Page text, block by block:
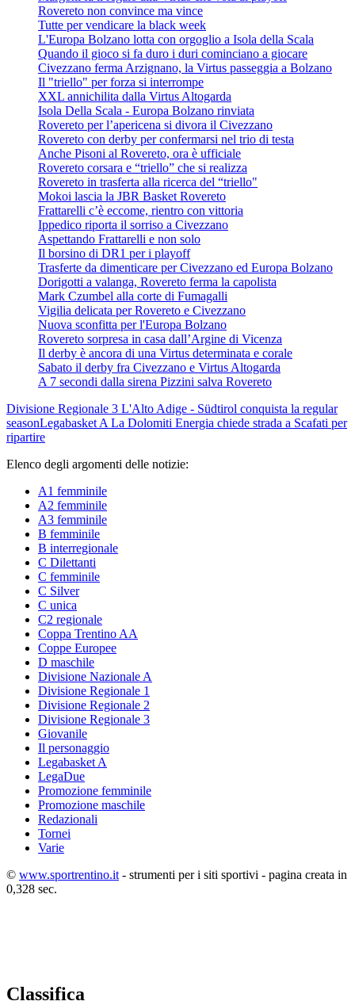
Rovereto non convince ma vince
Tutte per vendicare la black week
L'Europa Bolzano lotta con orgoglio a Isola della Scala
Quando il gioco si fa duro i duri cominciano a giocare
Civezzano ferma Arzignano, la Virtus passeggia a Bolzano
Il "triello" per forza si interrompe
XXL annichilita dalla Virtus Altogarda
Isola Della Scala - Europa Bolzano rinviata
Rovereto per l’apericena si divora il Civezzano
Rovereto con derby per confermarsi nel trio di testa
Anche Pisoni al Rovereto, ora è ufficiale
Rovereto corsara e “triello” che si realizza
Rovereto in trasferta alla ricerca del “triello"
Mokoi lascia la JBR Basket Rovereto
Frattarelli c’è eccome, rientro con vittoria
Ippedico riporta il sorriso a Civezzano
Aspettando Frattarelli e non solo
Il borsino di DR1 per i playoff
Trasferte da dimenticare per Civezzano ed Europa Bolzano
Dorigotti a valanga, Rovereto ferma la capolista
Mark Czumbel alla corte di Fumagalli
Vigilia delicata per Rovereto e Civezzano
Nuova sconfitta per l'Europa Bolzano
Rovereto sorpresa in casa dall’Argine di Vicenza
Il derby è ancora di una Virtus determinata e corale
Sabato il derby fra Civezzano e Virtus Altogarda
A 7 secondi dalla sirena Pizzini salva Rovereto
Divisione Regionale 3 L'Alto Adige - Südtirol conquista la regular
seasonLegabasket A La Dolomiti Energia chiede strada a Scafati per
ripartire
Elenco degli argomenti delle notizie:
A1 femminile
A2 femminile
A3 femminile
B femminile
B interregionale
C Dilettanti
C femminile
C Silver
C unica
C2 regionale
Coppa Trentino AA
Coppe Europee
D maschile
Divisione Nazionale A
Divisione Regionale 1
Divisione Regionale 2
Divisione Regionale 3
Giovanile
Il personaggio
Legabasket A
LegaDue
Promozione femminile
Promozione maschile
Redazionali
Tornei
Varie
© www.sportrentino.it - strumenti per i siti sportivi - pagina creata in
0,328 sec.
Classifica